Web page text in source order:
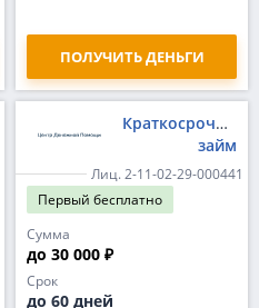
ПОЛУЧИТЬ ДЕНЬГИ
Краткосрочный
займ
Лиц. 2-11-02-29-000441
Первый бесплатно
Сумма
до 30 000 ₽
Срок
до 60 дней